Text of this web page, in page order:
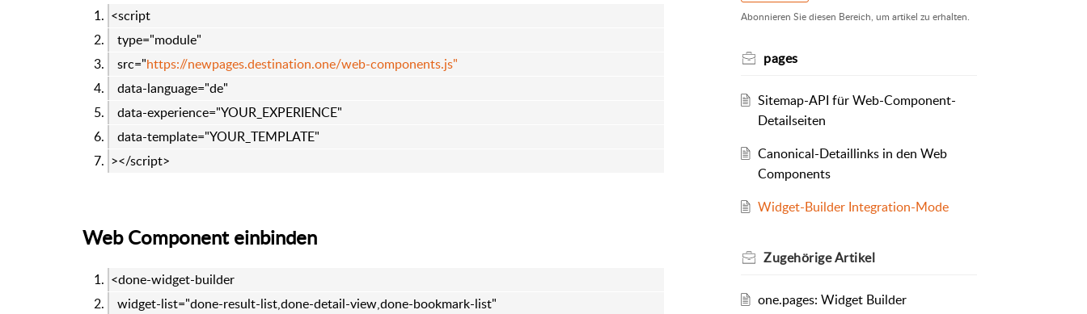
<script
type="module"
src="https://newpages.destination.one/web-components.js"
data-language="de"
data-experience="YOUR_EXPERIENCE"
data-template="YOUR_TEMPLATE"
></script>
Web Component einbinden
<done-widget-builder
widget-list="done-result-list,done-detail-view,done-bookmark-list"
Abonnieren Sie diesen Bereich, um artikel zu erhalten.
pages
Sitemap-API für Web-Component-
Detailseiten
Canonical-Detaillinks in den Web
Components
Widget-Builder Integration-Mode
ZugehörigeArtikel
one.pages: Widget Builder